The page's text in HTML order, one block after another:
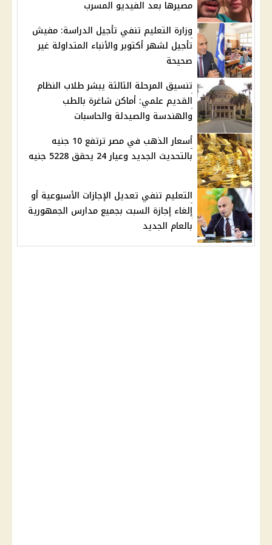
مصيرها بعد الفيديو المسرب
وزارة التعليم تنفي تأجيل الدراسة: مفيش
تأجيل لشهر أكتوبر والأنباء المتداولة غير
صحيحة
تنسيق المرحلة الثالثة يبشر طلاب النظام
القديم علمي: أماكن شاغرة بالطب
والهندسة والصيدلة والحاسبات
أسعار الذهب في مصر ترتفع 10 جنيه
بالتحديث الجديد وعيار 24 يحقق 5228 جنيه
التعليم تنفي تعديل الإجازات الأسبوعية أو
إلغاء إجازة السبت بجميع مدارس الجمهورية
بالعام الجديد